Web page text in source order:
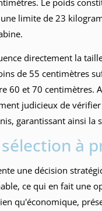
limite de 23
directement la
de 55 centimètres
60 et 70 centimètres.
judicieux de
garantissant ainsi
à
une décision
ce qui en fait une
qu'économique,